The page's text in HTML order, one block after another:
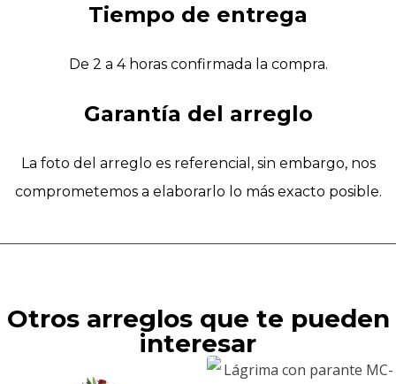
Tiempo de entrega
De 2 a 4 horas confirmada la compra.
Garantía del arreglo
La foto del arreglo es referencial, sin embargo, nos
comprometemos a elaborarlo lo más exacto posible.
Otros arreglos que te pueden
interesar